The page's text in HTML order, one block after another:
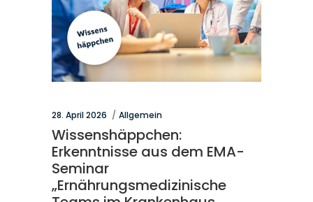
28. April 2026 Allgemein
Wissenshäppchen:
Erkenntnisse aus dem EMA-
Seminar
„Ernährungsmedizinische